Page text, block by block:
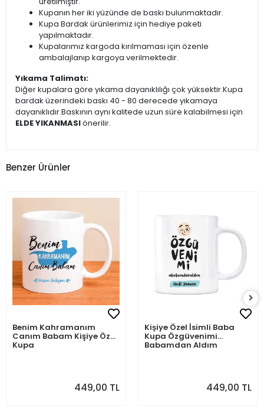
Kupanın her iki yüzünde de baskı bulunmaktadır.
Kupa Bardak ürünlerimiz için hediye paketi
yapılmaktadır.
Kupalarımız kargoda kırılmaması için özenle
ambalajlanıp kargoya verilmektedir.
Yıkama Talimatı:
Diğer kupalara göre yıkama dayanıklılığı çok yüksektir.Kupa
bardak üzerindeki baskı 40 - 80 derecede yıkamaya
dayanıklıdır.Baskının aynı kalitede uzun süre kalabilmesi için
ELDE YIKANMASIönerilir.
Benzer Ürünler
Benim Kahramanım
Canım Babam Kişiye Özel
Kupa
449,00 TL
Kişiye Özel İsimli Baba
Kupa Özgüvenimi
Babamdan Aldım
449,00 TL